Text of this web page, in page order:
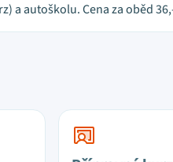
a autoškolu. Cena za oběd